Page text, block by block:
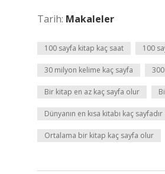
Tarih: Makaleler
100 sayfa kitap kaç saat 100
30 milyon kelime kaç sayfa
Bir kitap en az kaç sayfa olur
Dünyanın en kısa kitabı kaç sayfadır
Ortalama bir kitap kaç sayfa olur